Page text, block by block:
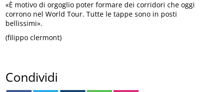
«È motivo di orgoglio poter formare dei corridori che oggi
corrono nel World Tour. Tutte le tappe sono in posti
bellissimi».
(filippo clermont)
Condividi